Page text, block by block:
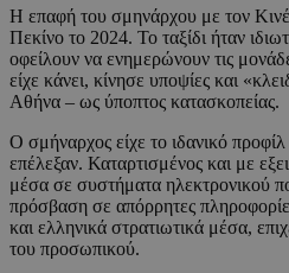
Η επαφή του σμηνάρχου με τον
Πεκίνο το 2024. Το ταξίδι ήταν
οφείλουν να ενημερώνουν τις
είχε κάνει, κίνησε υποψίες και
Αθήνα – ως ύποπτος κατασκοπείας.
Ο σμήναρχος είχε το ιδανικό
επέλεξαν. Καταρτισμένος και με
μέσα σε συστήματα ηλεκτρονικού
πρόσβαση σε απόρρητες
και ελληνικά στρατιωτικά μέσα,
του προσωπικού.